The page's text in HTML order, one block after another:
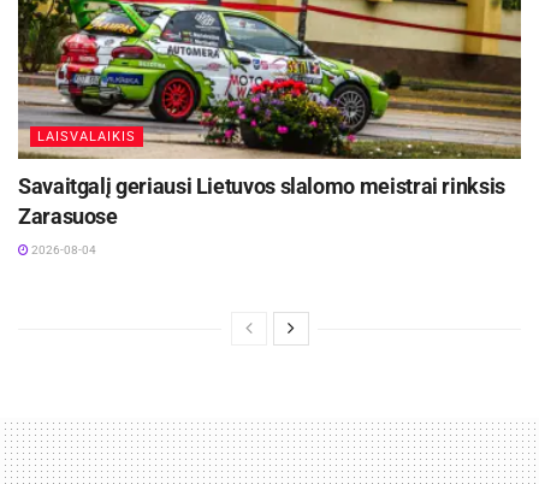
LAISVALAIKIS
Savaitgalį geriausi Lietuvos slalomo meistrai rinksis
Zarasuose
2026-08-04